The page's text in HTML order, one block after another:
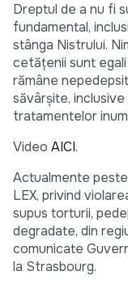
Dreptul de a nu fi
fundamental,
stânga Nistrului.
cetățenii sunt
rămâne
săvârșite,
tratamentelor
Video AICI.
Actualmente
LEX, privind
supus torturii,
degradate, din
comunicate
la Strasbourg.